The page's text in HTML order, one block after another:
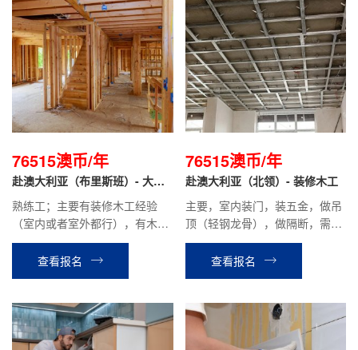
76515澳币/年
赴澳大利亚（布里斯班）- 大木
熟练工；主要有装修木工经验
（室内或者室外都行），有木工
经验，户外木架，木框架等经
查看报名
76515澳币/年
赴澳大利亚（北领）- 装修木工
主要，室内装门，装五金，做吊
顶（轻钢龙骨），做隔断，需要
钉石膏板。有装修木工，吊顶，
做架子（轻钢龙骨）等经验。
查看报名